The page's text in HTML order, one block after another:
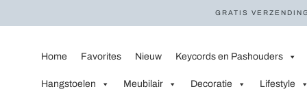
GRATIS
Home Favorites Nieuw Keycords en Pashouders
Hangstoelen Meubilair Decoratie Lifestyle